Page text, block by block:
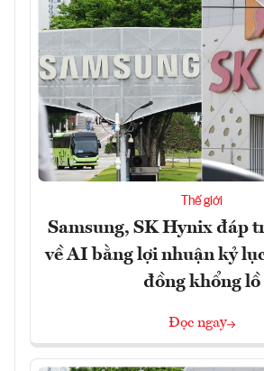
Thế giới
Samsung, SK Hynix đáp
về AI bằng lợi nhuận kỷ
đồng khổng lồ
Đọc ngay